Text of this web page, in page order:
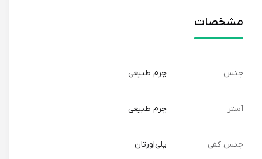
مشخصات
جنس چرم طبیعی
آستر چرم طبیعی
جنس کفی پلی‌اورتان